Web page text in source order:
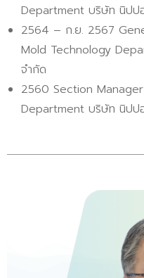
Department บริษัท นิปป
2564 – ก.ย. 2567
Mold Technology
จำกัด
2560 Section
Department บริษัท นิปป